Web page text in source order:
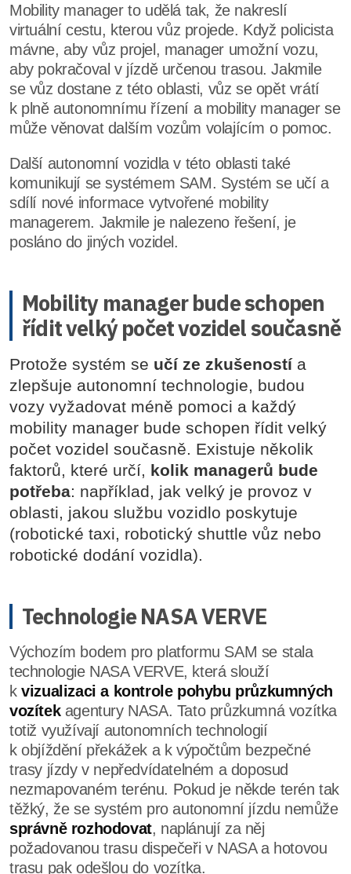
Mobility manager to udělá tak, že nakreslí
virtuální cestu, kterou vůz projede. Když policista
mávne, aby vůz projel, manager umožní vozu,
aby pokračoval v jízdě určenou trasou. Jakmile
se vůz dostane z této oblasti, vůz se opět vrátí
k plně autonomnímu řízení a mobility manager se
může věnovat dalším vozům volajícím o pomoc.
Další autonomní vozidla v této oblasti také
komunikují se systémem SAM. Systém se učí a
sdílí nové informace vytvořené mobility
managerem. Jakmile je nalezeno řešení, je
posláno do jiných vozidel.
Mobility manager bude schopen
řídit velký počet vozidel současně
Protože systém se učí ze zkušenostía
zlepšuje autonomní technologie, budou
vozy vyžadovat méně pomoci a každý
mobility manager bude schopen řídit velký
počet vozidel současně. Existuje několik
faktorů, které určí, kolik managerů bude
potřeba: například, jak velký je provoz v
oblasti, jakou službu vozidlo poskytuje
(robotické taxi, robotický shuttle vůz nebo
robotické dodání vozidla).
Technologie NASA VERVE
Výchozím bodem pro platformu SAM se stala
technologie NASA VERVE, která slouží
kvizualizaci a kontrole pohybu průzkumných
vozítekagentury NASA. Tato průzkumná vozítka
totiž využívají autonomních technologií
k objíždění překážek a k výpočtům bezpečné
trasy jízdy v nepředvídatelném a doposud
nezmapovaném terénu. Pokud je někde terén tak
těžký, že se systém pro autonomní jízdu nemůže
správně rozhodovat, naplánují za něj
požadovanou trasu dispečeři v NASA a hotovou
trasu pak odešlou do vozítka.